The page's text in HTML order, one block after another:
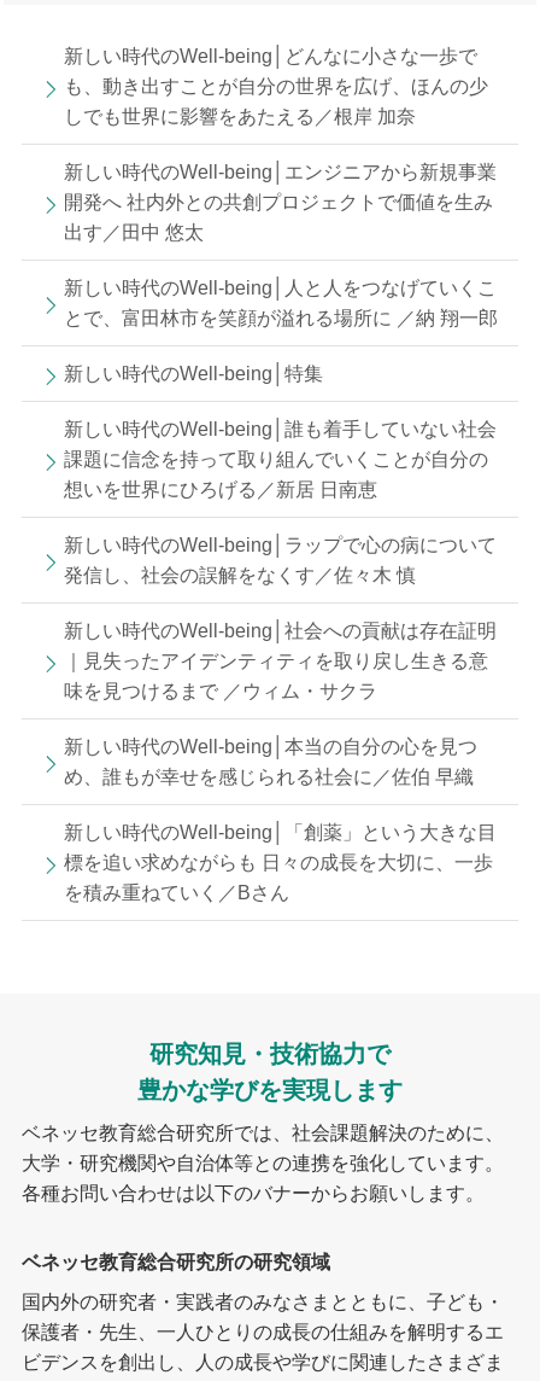
新しい時代のWell-being│どんなに小さな一歩で
も、動き出すことが自分の世界を広げ、ほんの少
しでも世界に影響をあたえる／根岸 加奈
新しい時代のWell-being│エンジニアから新規事業
開発へ 社内外との共創プロジェクトで価値を生み
出す／田中 悠太
新しい時代のWell-being│人と人をつなげていくこ
とで、富田林市を笑顔が溢れる場所に ／納 翔一郎
新しい時代のWell-being│特集
新しい時代のWell-being│誰も着手していない社会
課題に信念を持って取り組んでいくことが自分の
想いを世界にひろげる／新居 日南恵
新しい時代のWell-being│ラップで心の病について
発信し、​​社会の誤解​​​​を​​なくす​／佐々木 慎
新しい時代のWell-being│社会への貢献は存在証明
｜見失ったアイデンティティを取り戻し生きる意
味を見つけるまで ／ウィム・サクラ
新しい時代のWell-being│本当の自分の心を見つ
め、誰もが幸せを感じられる社会に／佐伯 早織
新しい時代のWell-being│「創薬」という大きな目
標を追い求めながらも 日々の成長を大切に、一歩
を積み重ねていく／Bさん
研究知見・技術協力で
豊かな学びを実現します
ベネッセ教育総合研究所では、社会課題解決のために、
大学・研究機関や自治体等との連携を強化しています。
各種お問い合わせは以下のバナーからお願いします。
ベネッセ教育総合研究所の研究領域
国内外の研究者・実践者のみなさまとともに、子ども・
保護者・先生、一人ひとりの成長の仕組みを解明するエ
ビデンスを創出し、人の成長や学びに関連したさまざま